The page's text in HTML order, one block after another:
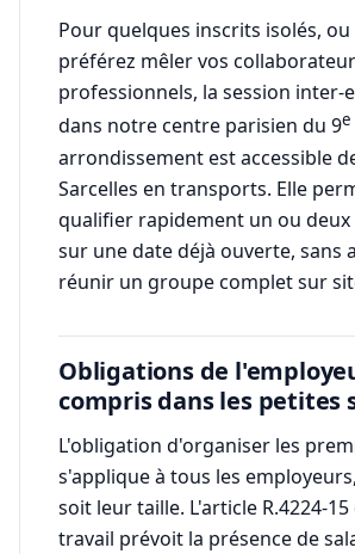
Pour quelques inscrits isolés, ou
préférez mêler vos
professionnels, la session inter-
dans notre centre parisien du 9e
arrondissement est accessible
Sarcelles en transports. Elle
qualifier rapidement un ou
sur une date déjà ouverte, sans
réunir un groupe complet sur
Obligations de
compris dans les petites
L'obligation d'organiser les
s'applique à tous les
soit leur taille. L'article R.4224-
travail prévoit la présence de